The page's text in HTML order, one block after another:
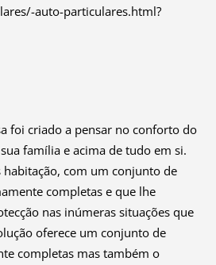
auto-particulares.html?
foi criado a pensar no conforto do
família e acima de tudo em si.
com um conjunto de
completas e que lhe
nas inúmeras situações que
oferece um conjunto de
completas mas também o